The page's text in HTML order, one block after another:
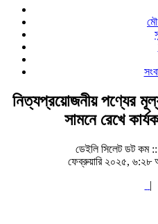
নিত্যপ্রয়োজনীয় পণ্যের
সামনে রেখে
ডেইলি সিলেট ডট কম ::
ফেব্রুয়ারি ২০২৫, ৬:২৮
|